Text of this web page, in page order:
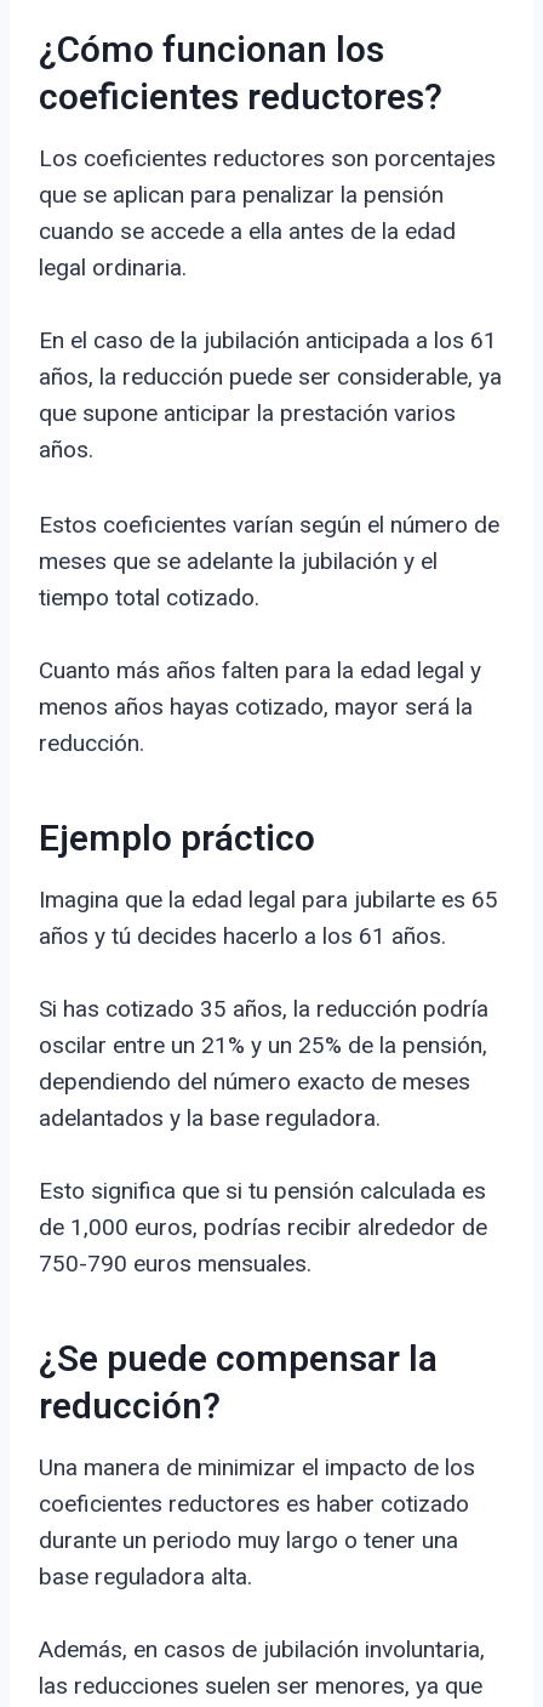
¿Cómo funcionan los
coeficientes reductores?
Los coeficientes reductores son porcentajes
que se aplican para penalizar la pensión
cuando se accede a ella antes de la edad
legal ordinaria.
En el caso de la jubilación anticipada a los 61
años, la reducción puede ser considerable, ya
que supone anticipar la prestación varios
años.
Estos coeficientes varían según el número de
meses que se adelante la jubilación y el
tiempo total cotizado.
Cuanto más años falten para la edad legal y
menos años hayas cotizado, mayor será la
reducción.
Ejemplo práctico
Imagina que la edad legal para jubilarte es 65
años y tú decides hacerlo a los 61 años.
Si has cotizado 35 años, la reducción podría
oscilar entre un 21% y un 25% de la pensión,
dependiendo del número exacto de meses
adelantados y la base reguladora.
Esto significa que si tu pensión calculada es
de 1,000 euros, podrías recibir alrededor de
750-790 euros mensuales.
¿Se puede compensar la
reducción?
Una manera de minimizar el impacto de los
coeficientes reductores es haber cotizado
durante un periodo muy largo o tener una
base reguladora alta.
Además, en casos de jubilación involuntaria,
las reducciones suelen ser menores, ya que